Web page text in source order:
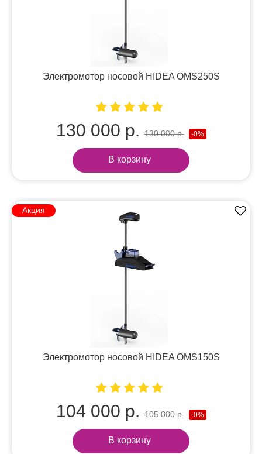
Электромотор носовой HIDEA OMS250S
130 000 р.130 000 р. -0%
В корзину
Акция
Электромотор носовой HIDEA OMS150S
104 000 р.105 000 р. -0%
В корзину